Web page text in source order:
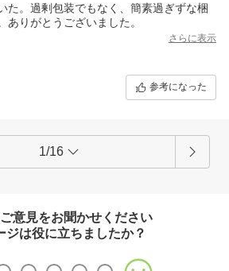
た。過剰包装でもなく、簡素過ぎずな梱
ありがとうございました。
さらに表示
参考になった
1/16
意見をお聞かせください
ジは役に立ちましたか？